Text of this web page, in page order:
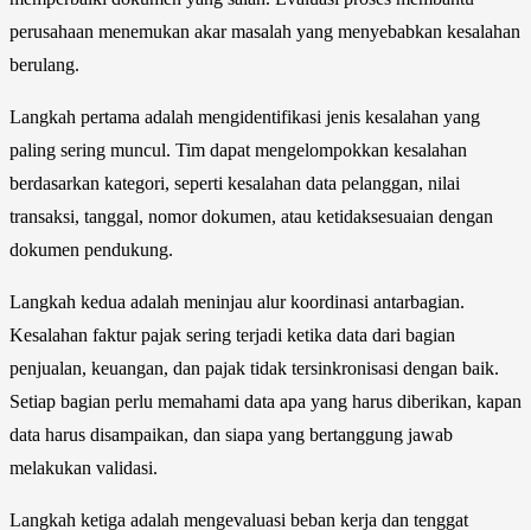
perusahaan menemukan akar masalah yang menyebabkan kesalahan
berulang.
Langkah pertama adalah mengidentifikasi jenis kesalahan yang
paling sering muncul. Tim dapat mengelompokkan kesalahan
berdasarkan kategori, seperti kesalahan data pelanggan, nilai
transaksi, tanggal, nomor dokumen, atau ketidaksesuaian dengan
dokumen pendukung.
Langkah kedua adalah meninjau alur koordinasi antarbagian.
Kesalahan faktur pajak sering terjadi ketika data dari bagian
penjualan, keuangan, dan pajak tidak tersinkronisasi dengan baik.
Setiap bagian perlu memahami data apa yang harus diberikan, kapan
data harus disampaikan, dan siapa yang bertanggung jawab
melakukan validasi.
Langkah ketiga adalah mengevaluasi beban kerja dan tenggat